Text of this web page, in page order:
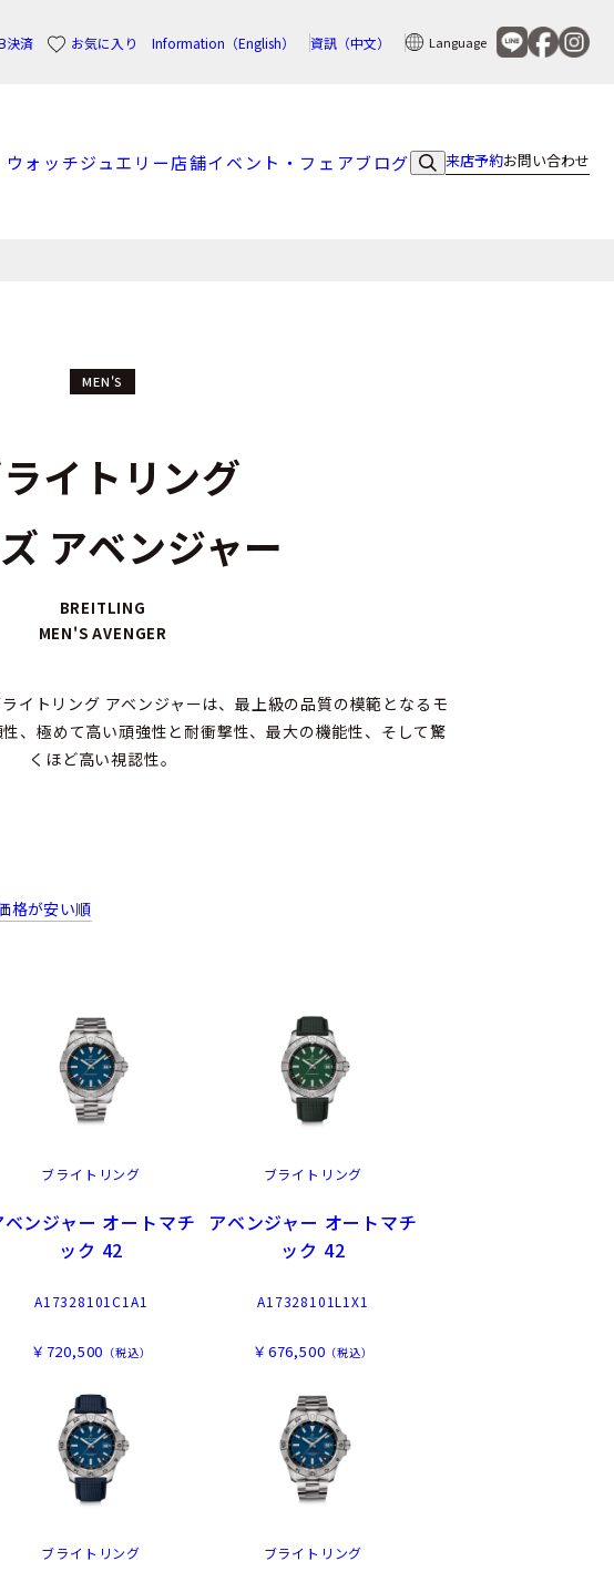
決済 お気に入り Information（English） 資訊（中文） Language
ウォッチジュエリー店舗イベント・フェアブログ 来店予約お問い合わせ
MEN'S
イトリング
アベンジャー
BREITLING
MEN'S AVENGER
イトリング アベンジャーは、最上級の品質の模範となるモ
、極めて高い頑強性と耐衝撃性、最大の機能性、そして驚
くほど高い視認性。
格が安い順
ブライトリング
ベンジャー オートマチ
ック 42
A17328101C1A1
￥720,500 （税込）
ブライトリング
アベンジャー オートマチ
ック 42
A17328101L1X1
￥676,500 （税込）
ブライトリング ブライトリング